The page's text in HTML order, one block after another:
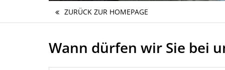
ZURÜCK ZUR HOMEPAGE
Wann dürfen wir Sie bei